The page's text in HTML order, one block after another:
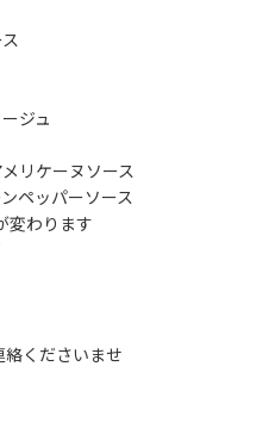
ジュ
ケーヌソース
ッパーソース
わります
くださいませ